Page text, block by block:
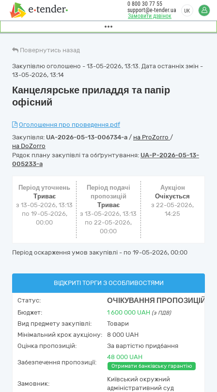
Замовити дзвінок
0 800 30 77 55
support@e-tender.ua
UK
Повернутись назад
Закупівлю оголошено - 13-05-2026, 13:13. Дата останніх змін -
13-05-2026, 13:14
Канцелярське приладдя та папір
офісний
Оголошення про проведення.pdf
Закупівля: UA-2026-05-13-006734-a / на ProZorro /
на DoZorro
Рядок плану закупівлі та обґрунтування: UA-P-2026-05-13-
005233-a
Період уточнень
Триває
з 13-05-2026, 13:13
по 19-05-2026,
00:00
Період подачі
пропозицій
Триває
з 13-05-2026, 13:13
по 22-05-2026,
00:00
Аукціон
Очікується
з22-05-2026,
14:25
Період оскарження умов закупівлі - по 19-05-2026, 00:00
ВІДКРИТІ ТОРГИ З ОСОБЛИВОСТЯМИ
Статус: ОЧІКУВАННЯ ПРОПОЗИЦІЙ
Бюджет: 1 600 000 UAH (з ПДВ)
Вид предмету закупівлі:
Товари
Мінімальний крок аукціону:
8 000 UAH
Оцінка пропозицій:
За вартістю придбання
Забезпечення пропозиції:
48 000 UAH
Отримати банківську гарантію
Замовник:
Київський окружний
адміністративний суд